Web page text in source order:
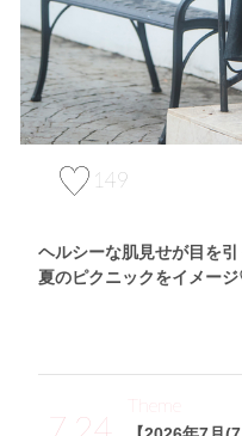
149
ヘルシーな肌見せが目を
夏のピクニックをイメー
7.24
Theme